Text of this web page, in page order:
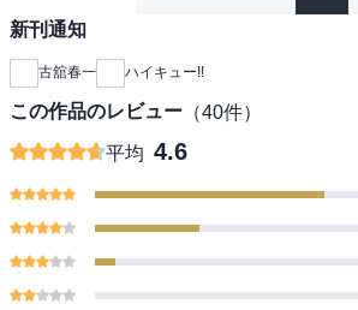
新刊通知
古舘春一 ハイキュー!!
この作品のレビュー （40件）
平均 4.6